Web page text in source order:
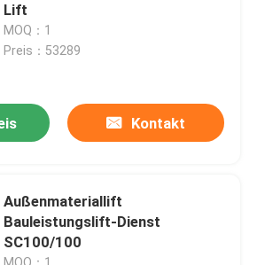
Lift
MOQ：1
Preis：53289
Kontakt
Außenmateriallift
Bauleistungslift-Dienst
SC100/100